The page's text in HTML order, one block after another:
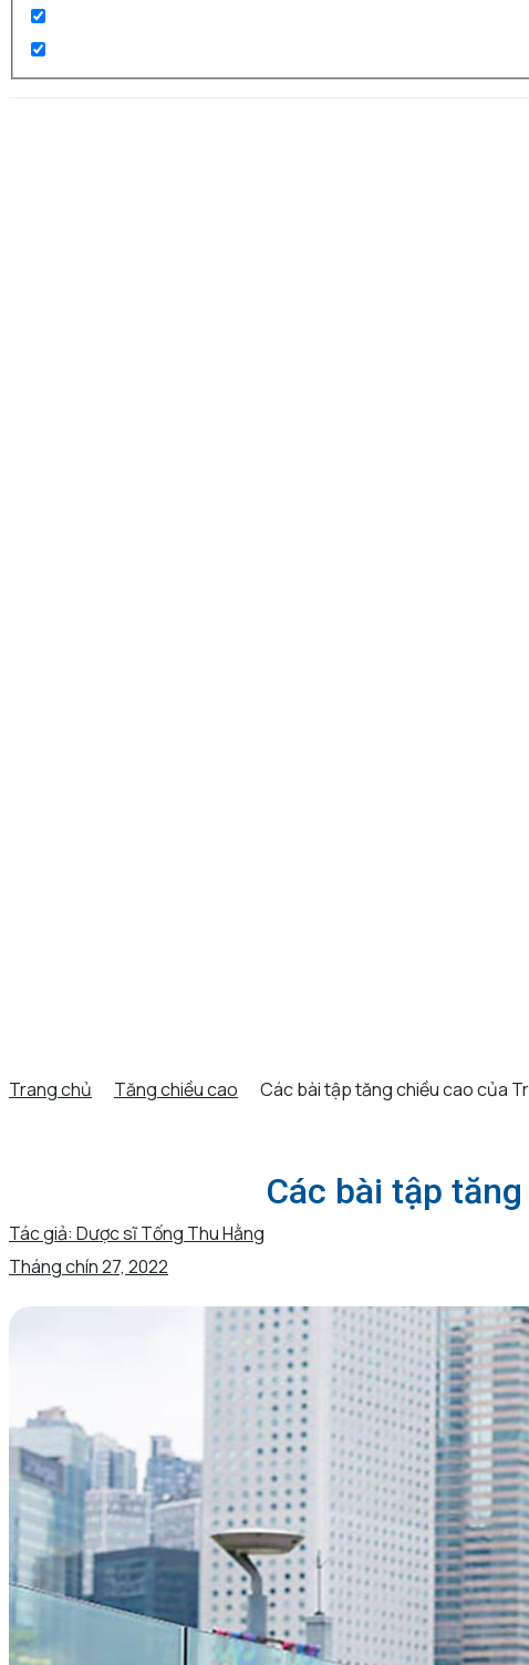
Trang chủ Tăng chiều cao Các bài tập tăng chiều cao của
Các bài tập
Tác giả: Dược sĩ Tống Thu Hằng
Tháng chín 27, 2022